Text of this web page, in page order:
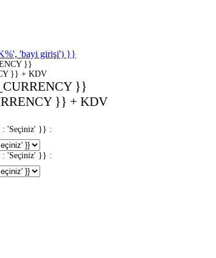
'bayi girişi') }}
}}
}} + KDV
}}
}} + KDV
: 'Seçiniz' }} :
: 'Seçiniz' }} :